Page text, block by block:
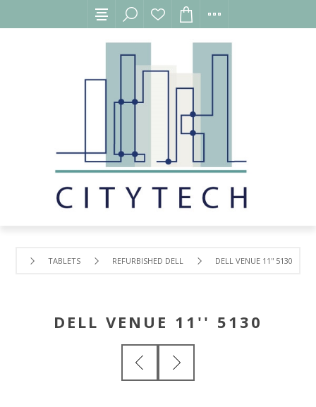
TABLETS REFURBISHED DELL DELL VENUE 11'' 5130
DELL VENUE 11'' 5130